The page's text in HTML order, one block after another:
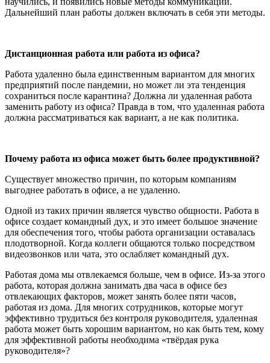
Дальнейший план работы должен включать в себя эти методы.
Дистанционная работа или работа из офиса?
Работа удаленно была единственным вариантом для многих
предприятий после пандемии, но может ли эта тенденция
сохраниться после карантина? Должна ли удаленная работа
заменить работу из офиса? Правда в том, что удаленная работа
должна рассматриваться как вариант, а не как политика.
Почему работа из офиса может быть более продуктивной?
Существует множество причин, по которым компаниям
выгоднее работать в офисе, а не удаленно.
Одной из таких причин является чувство общности. Работа в
офисе создает командный дух, и это имеет большое значение
для обеспечения того, чтобы работа организации оставалась
плодотворной. Когда коллеги общаются только посредством
видеозвонков или чата, это ослабляет командный дух.
Работая дома мы отвлекаемся больше, чем в офисе. Из-за этого
работа, которая должна занимать два часа в офисе без
отвлекающих факторов, может занять более пяти часов,
работая из дома. Для многих сотрудников, которые могут
эффективно трудиться без контроля руководителя, удаленная
работа может быть хорошим вариантом, но как быть тем, кому
для эффективной работы необходима «твёрдая рука
руководителя»?